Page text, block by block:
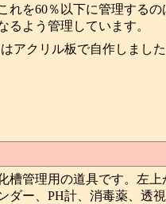
れを60％以下に管理する
るよう管理しています。
アクリル板で自作しました
槽管理用の道具です。左上
ダー、PH計、消毒薬、透